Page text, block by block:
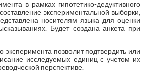
в рамках гипотетико-дедуктивного
экспериментальной выборки,
носителям языка для оценки
Будет создана анкета при
позволит подтвердить или
исследуемых единиц с учетом их
перспективе.